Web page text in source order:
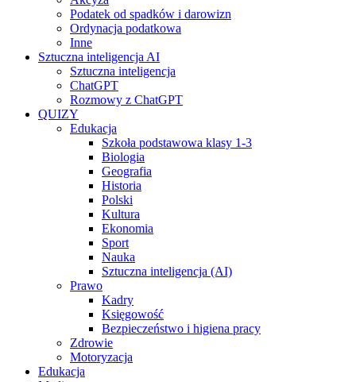
Podatek od spadków i darowizn
Ordynacja podatkowa
Inne
Sztuczna inteligencja AI
Sztuczna inteligencja
ChatGPT
Rozmowy z ChatGPT
QUIZY
Edukacja
Szkoła podstawowa klasy 1-3
Biologia
Geografia
Historia
Polski
Kultura
Ekonomia
Sport
Nauka
Sztuczna inteligencja (AI)
Prawo
Kadry
Księgowość
Bezpieczeństwo i higiena pracy
Zdrowie
Motoryzacja
Edukacja